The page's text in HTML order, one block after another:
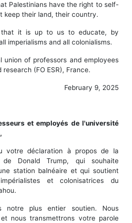
Palestinians have the right to self-
keep their land, their country.
that it is up to us to educate, by
imperialisms and all colonialisms.
union of professors and employees
(FO ESR), France.
February 9, 2025
et employés de l'université
votre déclaration à propos de la
de Donald Trump, qui souhaite
station balnéaire et qui soutient
et colonisatrices du
notre plus entier soutien. Nous
nous transmettrons votre parole